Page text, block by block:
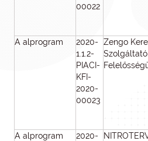
00022
A alprogram
2020-
1.1.2-
PIACI-
KFI-
2020-
00023
Zengo
A alprogram
2020-